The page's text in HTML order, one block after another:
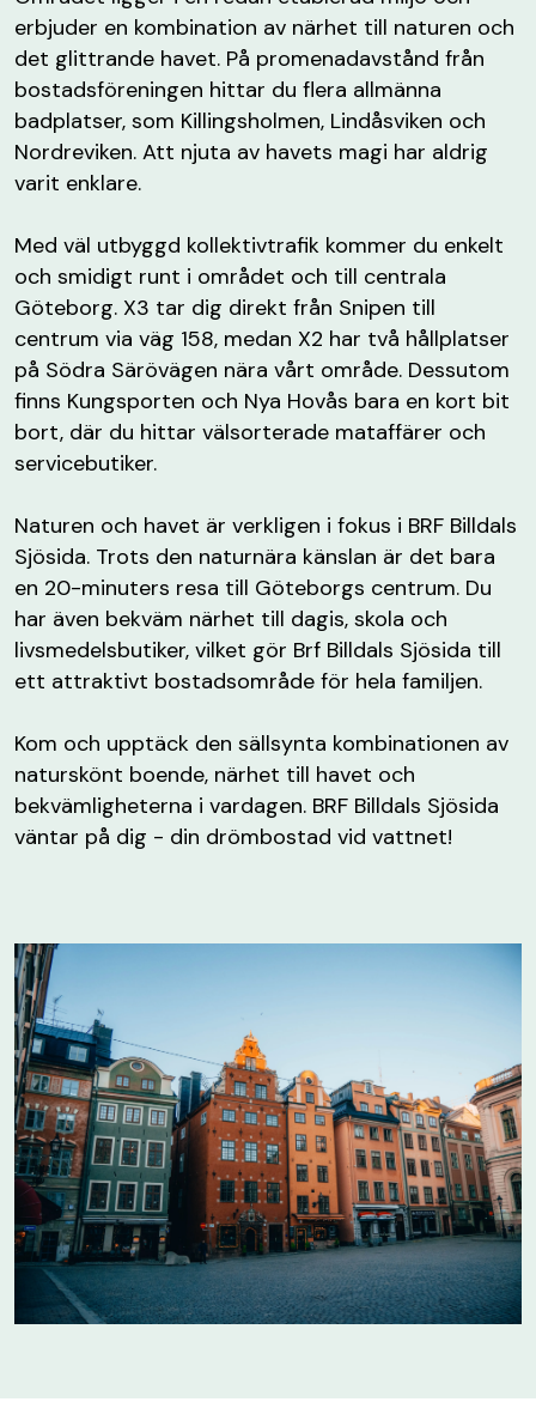
erbjuder en kombination av närhet till naturen och
det glittrande havet. På promenadavstånd från
bostadsföreningen hittar du flera allmänna
badplatser, som Killingsholmen, Lindåsviken och
Nordreviken. Att njuta av havets magi har aldrig
varit enklare.
Med väl utbyggd kollektivtrafik kommer du enkelt
och smidigt runt i området och till centrala
Göteborg. X3 tar dig direkt från Snipen till
centrum via väg 158, medan X2 har två hållplatser
på Södra Särövägen nära vårt område. Dessutom
finns Kungsporten och Nya Hovås bara en kort bit
bort, där du hittar välsorterade mataffärer och
servicebutiker.
Naturen och havet är verkligen i fokus i BRF Billdals
Sjösida. Trots den naturnära känslan är det bara
en 20-minuters resa till Göteborgs centrum. Du
har även bekväm närhet till dagis, skola och
livsmedelsbutiker, vilket gör Brf Billdals Sjösida till
ett attraktivt bostadsområde för hela familjen.
Kom och upptäck den sällsynta kombinationen av
naturskönt boende, närhet till havet och
bekvämligheterna i vardagen. BRF Billdals Sjösida
väntar på dig - din drömbostad vid vattnet!